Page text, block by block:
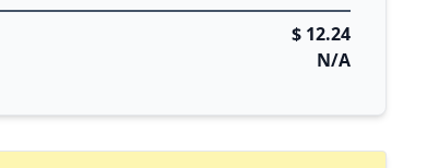
$ 12.24
N/A